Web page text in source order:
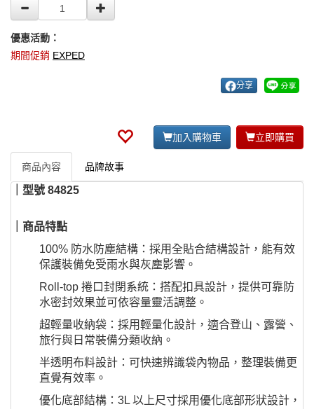
優惠活動：
期間促銷 EXPED
分享
加入購物車 立即購買
商品內容 品牌故事
｜型號 84825
｜商品特點
100% 防水防塵結構：採用全貼合結構設計，能有效
保護裝備免受雨水與灰塵影響。
Roll-top 捲口封閉系統：搭配扣具設計，提供可靠防
水密封效果並可依容量靈活調整。
超輕量收納袋：採用輕量化設計，適合登山、露營、
旅行與日常裝備分類收納。
半透明布料設計：可快速辨識袋內物品，整理裝備更
直覺有效率。
優化底部結構：3L 以上尺寸採用優化底部形狀設計，